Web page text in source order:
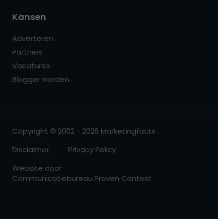
Kansen
Adverteren
Partners
Vacatures
Blogger worden
Copyright © 2002 - 2026 Marketingfacts
Disclaimer
Privacy Policy
Website door
Communicatiebureau Proven Context